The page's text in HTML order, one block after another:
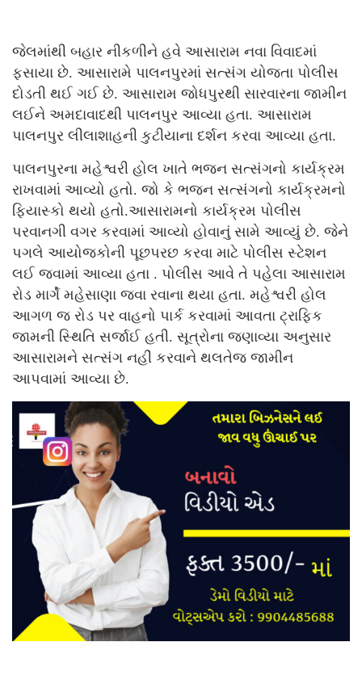
જેલમાંથી બહાર નીકળીને હવે આસારામ નવા વિવાદમાં
ફસાયા છે. આસારામે પાલનપુરમાં સત્સંગ યોજતા પોલીસ
દોડતી થઈ ગઈ છે. આસારામ જોધપુરથી સારવારના જામીન
લઈને અમદાવાદથી પાલનપુર આવ્યા હતા. આસારામ
પાલનપુર લીલાશાહની કુટીયાના દર્શન કરવા આવ્યા હતા.
પાલનપુરના મહેશ્વરી હોલ ખાતે ભજન સત્સંગનો કાર્યક્રમ
રાખવામાં આવ્યો હતો. જો કે ભજન સત્સંગનો કાર્યક્રમનો
ફિયાસ્કો થયો હતો.આસારામનો કાર્યક્રમ પોલીસ
પરવાનગી વગર કરવામાં આવ્યો હોવાનું સામે આવ્યું છે. જેને
પગલે આયોજકોની પૂછપરછ કરવા માટે પોલીસ સ્ટેશન
લઈ જવામાં આવ્યા હતા . પોલીસ આવે તે પહેલા આસારામ
રોડ માર્ગે મહેસાણા જવા રવાના થયા હતા. મહેશ્વરી હોલ
આગળ જ રોડ પર વાહનો પાર્ક કરવામાં આવતા ટ્રાફિક
જામની સ્થિતિ સર્જાઈ હતી. સૂત્રોના જણાવ્યા અનુસાર
આસારામને સત્સંગ નહીં કરવાને થલતેજ જામીન
આપવામાં આવ્યા છે.